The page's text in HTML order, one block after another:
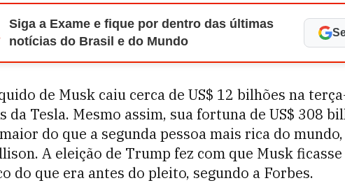
Siga a Exame e fique por dentro das últimas
notícias do Brasil e do Mundo
de Musk caiu cerca de US$ 12 bilhões na
da Tesla. Mesmo assim, sua fortuna de US$ 308
do que a segunda pessoa mais rica do
A eleição de Trump fez com que Musk ficasse
do que era antes do pleito, segundo a Forbes.